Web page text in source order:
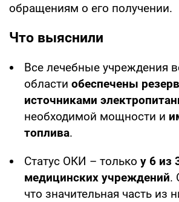
обращениям о его получении.
Что выяснили
Все лечебные учреждения
области обеспечены
источниками
необходимой мощности и
топлива.
Статус ОКИ – только у 6 из
медицинских учреждений.
что значительная часть из